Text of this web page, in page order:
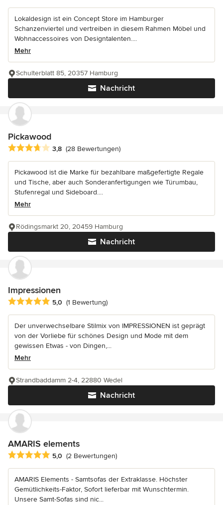
Lokaldesign ist ein Concept Store im Hamburger
Schanzenviertel und vertreiben in diesem Rahmen Möbel und
Wohnaccessoires von Designtalenten....
Mehr
Nachricht
Schulterblatt 85, 20357 Hamburg
Pickawood
Durchschnittliche Bewertung: 3.8 von 5 Sternen
3,8 (28 Bewertungen)
Pickawood ist die Marke für bezahlbare maßgefertigte Regale
und Tische, aber auch Sonderanfertigungen wie Türumbau,
Stufenregal und Sideboard....
Mehr
Nachricht
Rödingsmarkt 20, 20459 Hamburg
Impressionen
Durchschnittliche Bewertung: 5 von 5 Sternen
5,0 (1 Bewertung)
Der unverwechselbare Stilmix von IMPRESSIONEN ist geprägt
von der Vorliebe für schönes Design und Mode mit dem
gewissen Etwas - von Dingen,...
Mehr
Nachricht
Strandbaddamm 2-4, 22880 Wedel
AMARIS elements
Durchschnittliche Bewertung: 5 von 5 Sternen
5,0 (2 Bewertungen)
AMARIS Elements - Samtsofas der Extraklasse. Höchster
Gemütlichkeits-Faktor, Sofort lieferbar mit Wunschtermin.
Unsere Samt-Sofas sind nic...